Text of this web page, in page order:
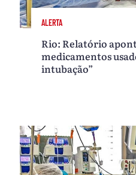
ALERTA
Rio: Relatório
medicamentos
intubação”